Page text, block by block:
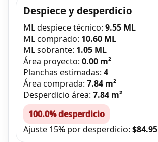
Despiece y desperdicio
ML despiece técnico: 9.55 ML
ML comprado: 10.60 ML
ML sobrante: 1.05 ML
Área proyecto: 0.00 m²
Planchas estimadas: 4
Área comprada: 7.84 m²
Desperdicio área: 7.84 m²
100.0% desperdicio
Ajuste 15% por desperdicio: $84.95